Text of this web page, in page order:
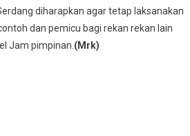
diharapkan agar tetap laksanakan
dan pemicu bagi rekan rekan lain
Jam pimpinan. (Mrk)